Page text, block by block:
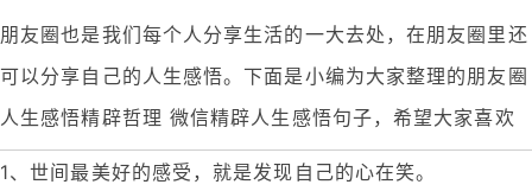
朋友圈也是我们每个人分享生活的一大去处，在朋友圈里还
可以分享自己的人生感悟。下面是小编为大家整理的朋友圈
人生感悟精辟哲理 微信精辟人生感悟句子，希望大家喜欢
1、世间最美好的感受，就是发现自己的心在笑。